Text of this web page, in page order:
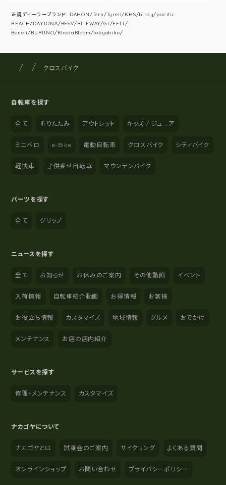
正規ディーラーブランド: DAHON/Tern/Tyrell/KHS/birdy/pacific
REACH/DAYTONA/BESV/RITEWAY/GT/FELT/
Beneli/BURUNO/KhodaBloom/tokyobike/
サイト内の現在地
サイクルショップナカゴヤ
クロスバイク
自転車を探す
全て 折りたたみ アウトレット キッズ / ジュニア
ミニベロ e-Bike 電動自転車 クロスバイク シティバイク
軽快車 子供乗せ自転車 マウンテンバイク
パーツを探す
全て グリップ
ニュースを探す
全て お知らせ お休みのご案内 その他動画 イベント
入荷情報 自転車紹介動画 お得情報 お客様
お役立ち情報 カスタマイズ 地域情報 グルメ おでかけ
メンテナンス お店の店内紹介
サービスを探す
修理・メンテナンス カスタマイズ
ナカゴヤについて
ナカゴヤとは 試乗会のご案内 サイクリング よくある質問
オンラインショップ お問い合わせ プライバシーポリシー